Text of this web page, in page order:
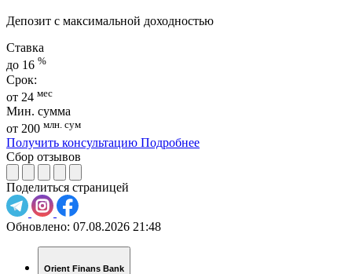
Депозит с максимальной доходностью
Ставка
до 16 %
Срок:
от 24 мес
Мин. сумма
от 200 млн. сум
Получить консультацию Подробнее
Сбор отзывов
Поделиться страницей
Обновлено: 07.08.2026 21:48
Orient Finans Bank